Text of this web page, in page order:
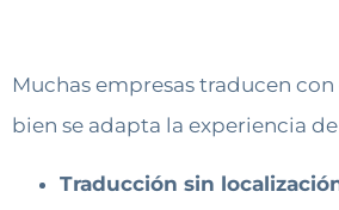
Muchas empresas traducen
bien se adapta la experiencia
Traducción sin